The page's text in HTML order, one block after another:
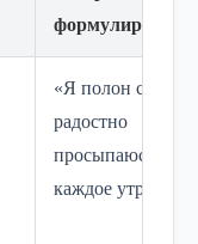
формулировки
«Я полон сил и
радостно
просыпаюсь
каждое утро»